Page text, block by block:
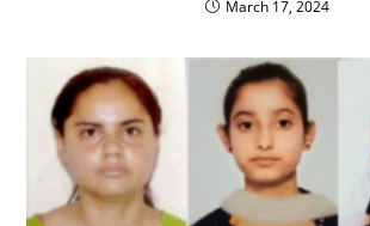
March 17, 2024